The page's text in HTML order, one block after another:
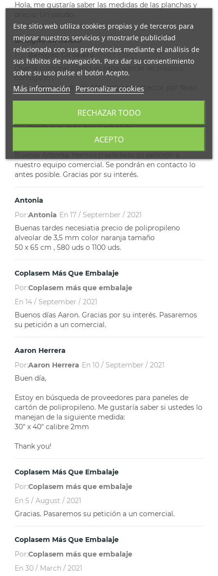
Hola, me gustaría saber las medidas de las planchas y
Benigno Gil Calero
Por:Benigno Gil calero En8 / March / 2022
Quería comprar planchas separadoras de plástico
corrugado .
De ,1 metro cuadrado. Me podrían contactar por favor.
Coplasem Más Que Embalaje
Por:Coplasem más que embalaje
18 / September / 2021
nuestro equipo comercial. Se pondrán en contacto lo
antes posible. Gracias por su interés.
Antonia
Por:Antonia En 17 / September / 2021
Buenas tardes necesiatia precio de polipropileno
alveolar de 3,5 mm color naranja tamaño
50 x 65 cm , 580 uds o 1100 uds.
Coplasem Más Que Embalaje
Por:Coplasem más que embalaje
En 14 / September / 2021
Buenos días Aaron. Gracias por su interés. Pasaremos
su petición a un comercial.
Aaron Herrera
Por:Aaron Herrera En 10 / September / 2021
Buen día,
Estoy en búsqueda de proveedores para paneles de
cartón de polipropileno. Me gustaría saber si ustedes lo
manejan de la siguiente medida:
30" x 40" calibre 2mm
Thank you!
Coplasem Más Que Embalaje
Por:Coplasem más que embalaje
En 5 / August / 2021
Gracias. Pasaremos su petición a un comercial.
Coplasem Más Que Embalaje
Por:Coplasem más que embalaje
En 30 / March / 2021
Este sitio web utiliza cookies propias y de terceros para
mejorar nuestros servicios y mostrarle publicidad
relacionada con sus preferencias mediante el análisis de
sus hábitos de navegación. Para dar su consentimiento
sobre su uso pulse el botón Acepto.
Más información Personalizar cookies
RECHAZAR TODO
ACEPTO